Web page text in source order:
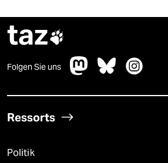
taz
Folgen Sie uns
Ressorts
Politik